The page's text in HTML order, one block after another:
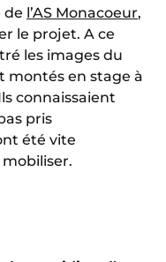
de l’AS Monacoeur,
le projet. A ce
les images du
montés en stage à
connaissaient
pris
été vite